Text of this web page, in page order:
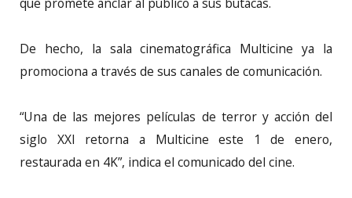
De hecho, la sala cinematográfica Multicine ya la
promociona a través de sus canales de comunicación.
“Una de las mejores películas de terror y acción del
siglo XXI retorna a Multicine este 1 de enero,
restaurada en 4K”, indica el comunicado del cine.